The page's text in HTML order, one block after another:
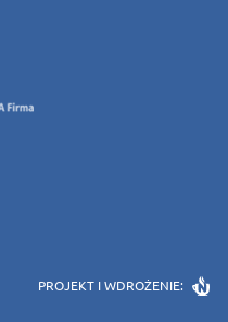
PROJEKT I WDROŻENIE: